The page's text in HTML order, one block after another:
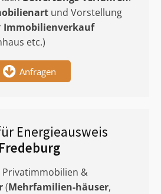
und Vorstellung
Immobilienverkauf
etc.)
Anfragen
Energieausweis
Fredeburg
Privatimmobilien &
(Mehrfamilien-häuser,